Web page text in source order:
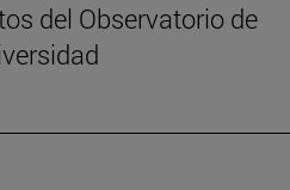
del Observatorio de